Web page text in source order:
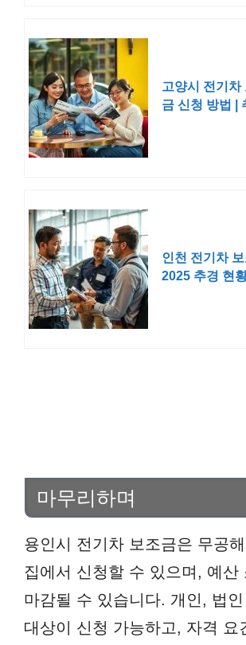
고양시 전기차
금 신청 방법 |
인천 전기차
2025 추경 현
마무리하며
용인시 전기차 보조금은 무공
집에서 신청할 수 있으며, 예산
마감될 수 있습니다. 개인, 법
대상이 신청 가능하고, 자격 요